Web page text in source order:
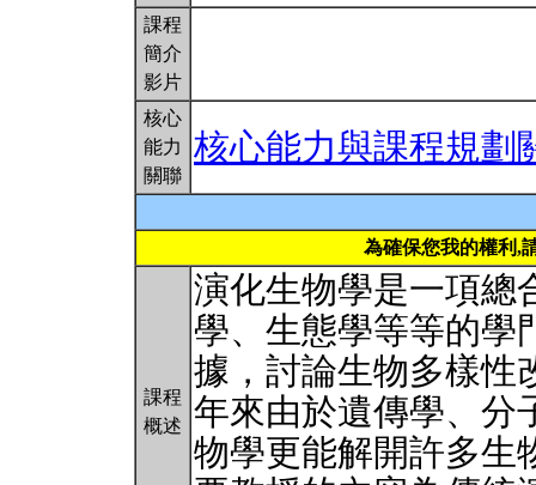
課程
簡介
影片
核心
能力
關聯
核心能力與課程規劃
為確保您我的權利,
課程
概述
演化生物學是一項總
學、生態學等等的學
據，討論生物多樣性
年來由於遺傳學、分
物學更能解開許多生